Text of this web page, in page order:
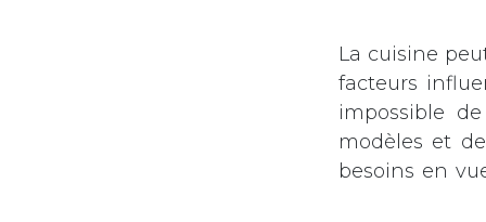
La cuisine
facteurs
impossible
modèles et
besoins en